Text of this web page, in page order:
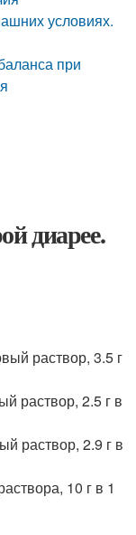
условиях.
при
диарее.
раствор, 3.5 г
раствор, 2.5 г в
раствор, 2.9 г в
10 г в 1